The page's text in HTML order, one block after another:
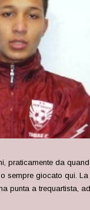
praticamente da
sempre giocato qui.
punta a trequartista,